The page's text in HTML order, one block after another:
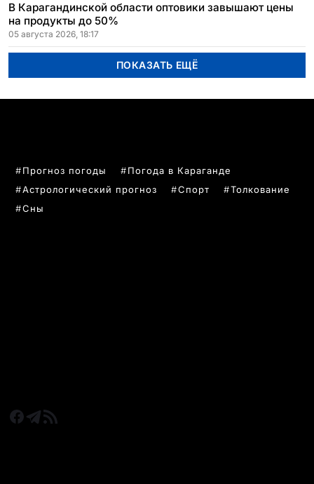
В Карагандинской области оптовики завышают цены
на продукты до 50%
05 августа 2026, 18:17
ПОКАЗАТЬ ЕЩЁ
Прогноз погоды
Погода в Караганде
Астрологический прогноз
Спорт
Толкование
Сны